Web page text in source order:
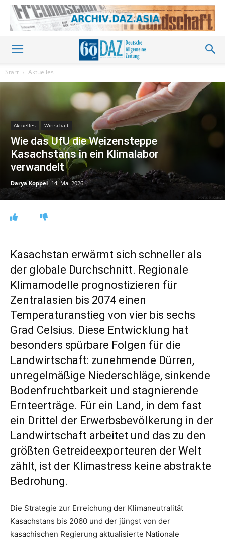
Start Aktuelles
Aktuelles Wirtschaft
Wie das UfU die Weizensteppe
Kasachstans in ein Klimalabor
verwandelt
Darya Koppel 14. Mai 2026
Kasachstan erwärmt sich schneller als
der globale Durchschnitt. Regionale
Klimamodelle prognostizieren für
Zentralasien bis 2074 einen
Temperaturanstieg von vier bis sechs
Grad Celsius. Diese Entwicklung hat
besonders spürbare Folgen für die
Landwirtschaft: zunehmende Dürren,
unregelmäßige Niederschläge, sinkende
Bodenfruchtbarkeit und stagnierende
Ernteerträge. Für ein Land, in dem fast
ein Drittel der Erwerbsbevölkerung in der
Landwirtschaft arbeitet und das zu den
größten Getreideexporteuren der Welt
zählt, ist der Klimastress keine abstrakte
Bedrohung.
Die Strategie zur Erreichung der Klimaneutralität
Kasachstans bis 2060 und der jüngst von der
kasachischen Regierung aktualisierte Nationale